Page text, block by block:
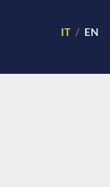
IT EN